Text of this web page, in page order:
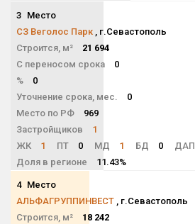
3 Место
СЗ Веголос Парк , г.Севастополь
Строится, м²
21 694
С переносом срока
0
%
0
Уточнение срока, мес.
0
Место по РФ
969
Застройщиков
1
ЖК
1 ПТ 0 МД 1 БД 0 ДАП
Доля в регионе
11.43%
4 Место
АЛЬФАГРУППИНВЕСТ , г.Севастополь
Строится, м²
18 242